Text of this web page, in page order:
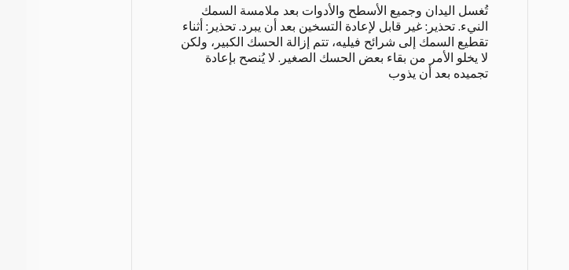
تُغسل اليدان وجميع الأسطح والأدوات بعد ملامسة السمك
النيء. تحذير: غير قابل لإعادة التسخين بعد أن يبرد. تحذير: أثناء
تقطيع السمك إلى شرائح فيليه، تتم إزالة الحسك الكبير، ولكن
لا يخلو الأمر من بقاء بعض الحسك الصغير. لا يُنصح بإعادة
تجميده بعد أن يذوب